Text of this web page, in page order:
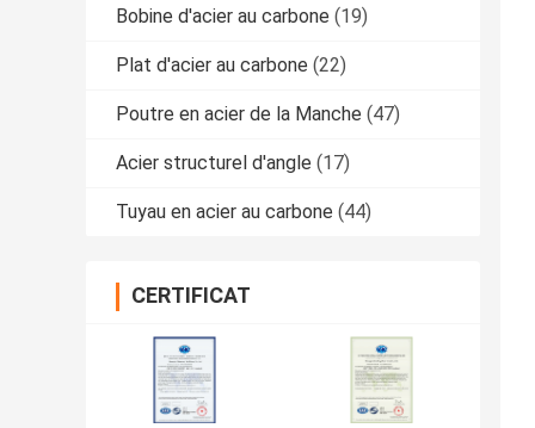
Bobine d'acier au carbone (19)
Plat d'acier au carbone (22)
Poutre en acier de la Manche (47)
Acier structurel d'angle (17)
Tuyau en acier au carbone (44)
CERTIFICAT